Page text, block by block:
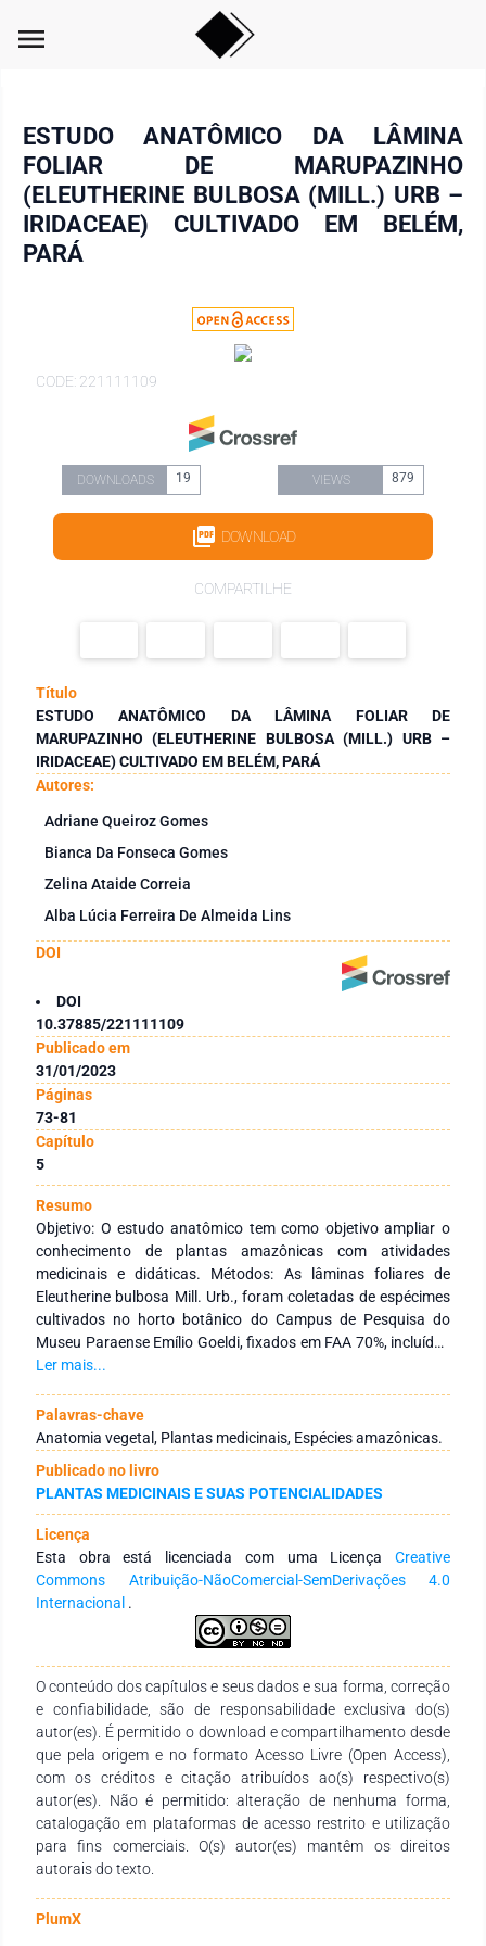
menu
ESTUDO ANATÔMICO DA LÂMINA
FOLIAR DE MARUPAZINHO
(ELEUTHERINE BULBOSA (MILL.) URB –
IRIDACEAE) CULTIVADO EM BELÉM,
PARÁ
CODE: 221111109
DOWNLOADS 19 VIEWS 879
DOWNLOAD
COMPARTILHE
Título
ESTUDO ANATÔMICO DA LÂMINA FOLIAR DE
MARUPAZINHO (ELEUTHERINE BULBOSA (MILL.) URB –
IRIDACEAE) CULTIVADO EM BELÉM, PARÁ
Autores:
Adriane Queiroz Gomes
Bianca Da Fonseca Gomes
Zelina Ataide Correia
Alba Lúcia Ferreira De Almeida Lins
DOI
DOI
10.37885/221111109
Publicado em
31/01/2023
Páginas
73-81
Capítulo
5
Resumo
Objetivo: O estudo anatômico tem como objetivo ampliar o
conhecimento de plantas amazônicas com atividades
medicinais e didáticas. Métodos: As lâminas foliares de
Eleutherine bulbosa Mill. Urb., foram coletadas de espécimes
cultivados no horto botânico do Campus de Pesquisa do
Museu Paraense Emílio Goeldi, fixados em FAA 70%, incluídos
em parafina e corados em azul de Astra e Safranina.
epidérmicas heterodimensionais de formato alongado, com
evidentes estômatos sobre as nervuras. As epidermes adaxial
e abaxial, em seção transversal, são unisseriadas, de formato
arredondado, e as células têm aspectos buliformes com
estômatos observados em ambas as faces caracterizando
folha anfiestomática. O mesofilo é isobilateral, com
idioblastos contendo compostos fenólicos e cristais
prismáticos de oxalato de cálcio. Os feixes vasculares são
bicolaterais, contendo tecido esclerenquimático junto ao
floema. Conclusão: A análise das estruturas anatômicas do
limbo foliar de Marupazinho, ampliou o conhecimento
cultivadas em Belém, Pa.
Ler mais...
Palavras-chave
Anatomia vegetal, Plantas medicinais, Espécies amazônicas.
Publicado no livro
PLANTAS MEDICINAIS E SUAS POTENCIALIDADES
Licença
Esta obra está licenciada com uma Licença Creative
Commons Atribuição-NãoComercial-SemDerivações 4.0
Internacional .
O conteúdo dos capítulos e seus dados e sua forma, correção
e confiabilidade, são de responsabilidade exclusiva do(s)
autor(es). É permitido o download e compartilhamento desde
que pela origem e no formato Acesso Livre (Open Access),
com os créditos e citação atribuídos ao(s) respectivo(s)
autor(es). Não é permitido: alteração de nenhuma forma,
catalogação em plataformas de acesso restrito e utilização
para fins comerciais. O(s) autor(es) mantêm os direitos
autorais do texto.
PlumX